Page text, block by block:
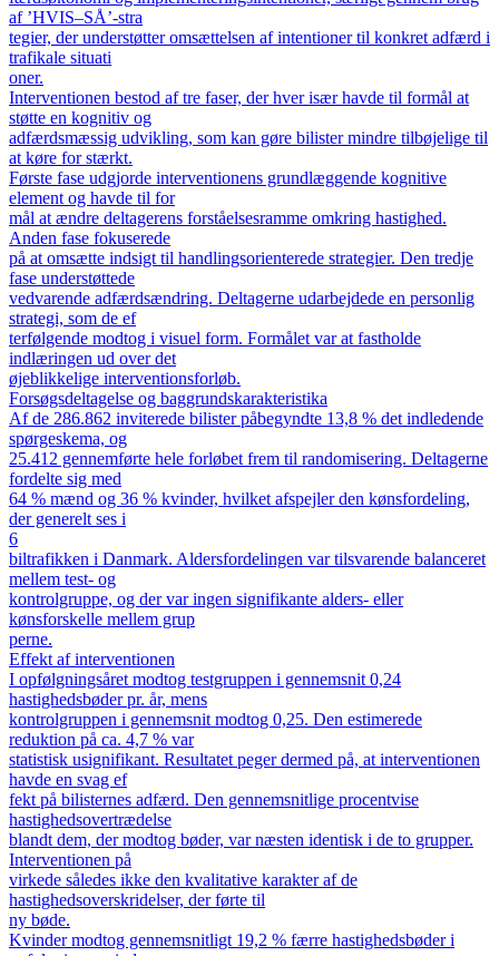
af ’HVIS–SÅ’-stra
tegier, der understøtter omsættelsen af intentioner til konkret adfærd i
trafikale situati
oner.
Interventionen bestod af tre faser, der hver især havde til formål at
støtte en kognitiv og
adfærdsmæssig udvikling, som kan gøre bilister mindre tilbøjelige til
at køre for stærkt.
Første fase udgjorde interventionens grundlæggende kognitive
element og havde til for
mål at ændre deltagerens forståelsesramme omkring hastighed.
Anden fase fokuserede
på at omsætte indsigt til handlingsorienterede strategier. Den tredje
fase understøttede
vedvarende adfærdsændring. Deltagerne udarbejdede en personlig
strategi, som de ef
terfølgende modtog i visuel form. Formålet var at fastholde
indlæringen ud over det
øjeblikkelige interventionsforløb.
Forsøgsdeltagelse og baggrundskarakteristika
Af de 286.862 inviterede bilister påbegyndte 13,8 % det indledende
spørgeskema, og
25.412 gennemførte hele forløbet frem til randomisering. Deltagerne
fordelte sig med
64 % mænd og 36 % kvinder, hvilket afspejler den kønsfordeling,
der generelt ses i
6
biltrafikken i Danmark. Aldersfordelingen var tilsvarende balanceret
mellem test- og
kontrolgruppe, og der var ingen signifikante alders- eller
kønsforskelle mellem grup
perne.
Effekt af interventionen
I opfølgningsåret modtog testgruppen i gennemsnit 0,24
hastighedsbøder pr. år, mens
kontrolgruppen i gennemsnit modtog 0,25. Den estimerede
reduktion på ca. 4,7 % var
statistisk usignifikant. Resultatet peger dermed på, at interventionen
havde en svag ef
fekt på bilisternes adfærd. Den gennemsnitlige procentvise
hastighedsovertrædelse
blandt dem, der modtog bøder, var næsten identisk i de to grupper.
Interventionen på
virkede således ikke den kvalitative karakter af de
hastighedsoverskridelser, der førte til
ny bøde.
Kvinder modtog gennemsnitligt 19,2 % færre hastighedsbøder i